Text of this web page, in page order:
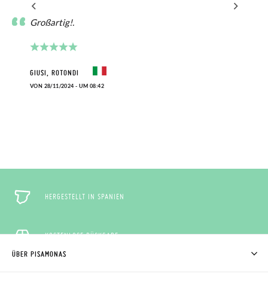
Großartig!.
GIUSI, ROTONDI
VON 28/11/2024 - UM 08:42
HERGESTELLT IN SPANIEN
KOSTENLOSE RÜCKGABE
ÜBER PISAMONAS